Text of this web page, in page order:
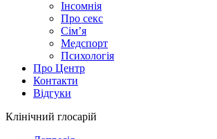
Інсомнія
Про секс
Сім’я
Медспорт
Психологія
Про Центр
Контакти
Відгуки
Клінічний глосарій